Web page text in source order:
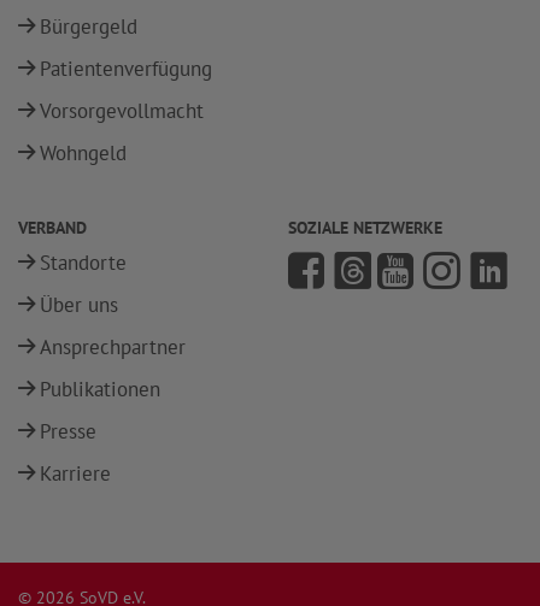
Bürgergeld
Patientenverfügung
Vorsorgevollmacht
Wohngeld
VERBAND
Standorte
Über uns
Ansprechpartner
Publikationen
Presse
Karriere
SOZIALE NETZWERKE
© 2026 SoVD e.V.